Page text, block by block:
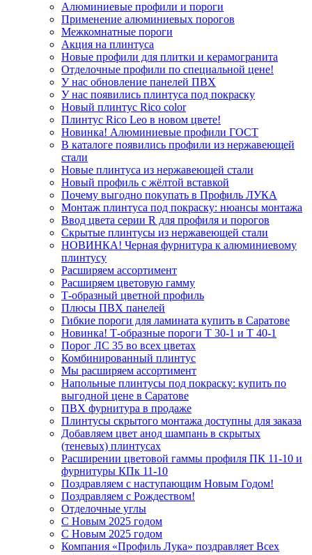
Алюминиевые профили и пороги
Применение алюминиевых порогов
Межкомнатные пороги
Акция на плинтуса
Новые профили для плитки и керамогранита
Отделочные профили по специальной цене!
У нас обновление панелей ПВХ
У нас появились плинтуса под покраску
Новый плинтус Rico color
Плинтус Rico Leo в новом цвете!
Новинка! Алюминиевые профили ГОСТ
В каталоге появились профили из нержавеющей
стали
Новые плинтуса из нержавеющей стали
Новый профиль с жёлтой вставкой
Почему выгодно покупать в Профиль ЛУКА
Монтаж плинтуса под покраску: нюансы монтажа
Ввод цвета серии R для профиля и порогов
Скрытые плинтусы из нержавеющей стали
НОВИНКА! Черная фурнитура к алюминиевому
плинтусу
Расширяем ассортимент
Расширяем цветовую гамму
Т-образный цветной профиль
Плюсы ПВХ панелей
Гибкие пороги для ламината купить в Саратове
Новинка! Т-образные пороги Т 30-1 и Т 40-1
Порог ЛС 35 во всех цветах
Комбинированный плинтус
Мы расширяем ассортимент
Напольные плинтусы под покраску: купить по
выгодной цене в Саратове
ПВХ фурнитура в продаже
Плинтусы скрытого монтажа доступны для заказа
Добавляем цвет анод шампань в скрытых
(теневых) плинтусах
Расширении цветовой гаммы профиля ПК 11-10 и
фурнитуры КПк 11-10
Поздравляем с наступающим Новым Годом!
Поздравляем с Рождеством!
Отделочные углы
С Новым 2025 годом
С Новым 2025 годом
Компания «Профиль Лука» поздравляет Всех